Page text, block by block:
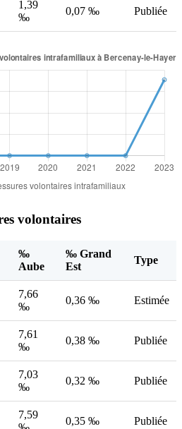
1,39
‰
0,07 ‰ Publiée
volontaires
‰
Aube
‰ Grand
Est
Type
7,66
‰
0,36 ‰ Estimée
7,61
‰
0,38 ‰ Publiée
7,03
‰
0,32 ‰ Publiée
7,59
0,35 ‰ Publiée